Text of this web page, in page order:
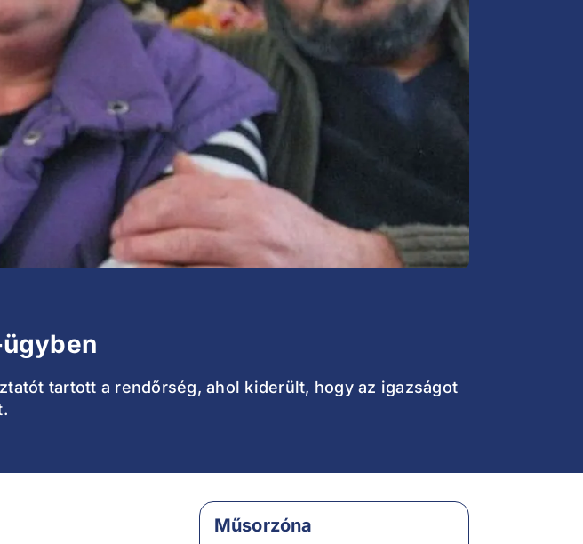
tartott a rendőrség, ahol kiderült, hogy az igazságot
Műsorzóna